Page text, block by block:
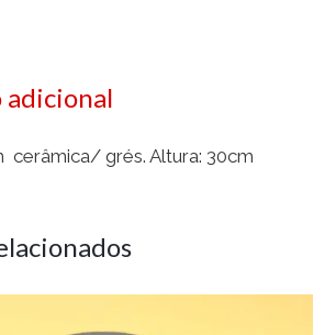
adicional
cerâmica/ grés. Altura: 30cm